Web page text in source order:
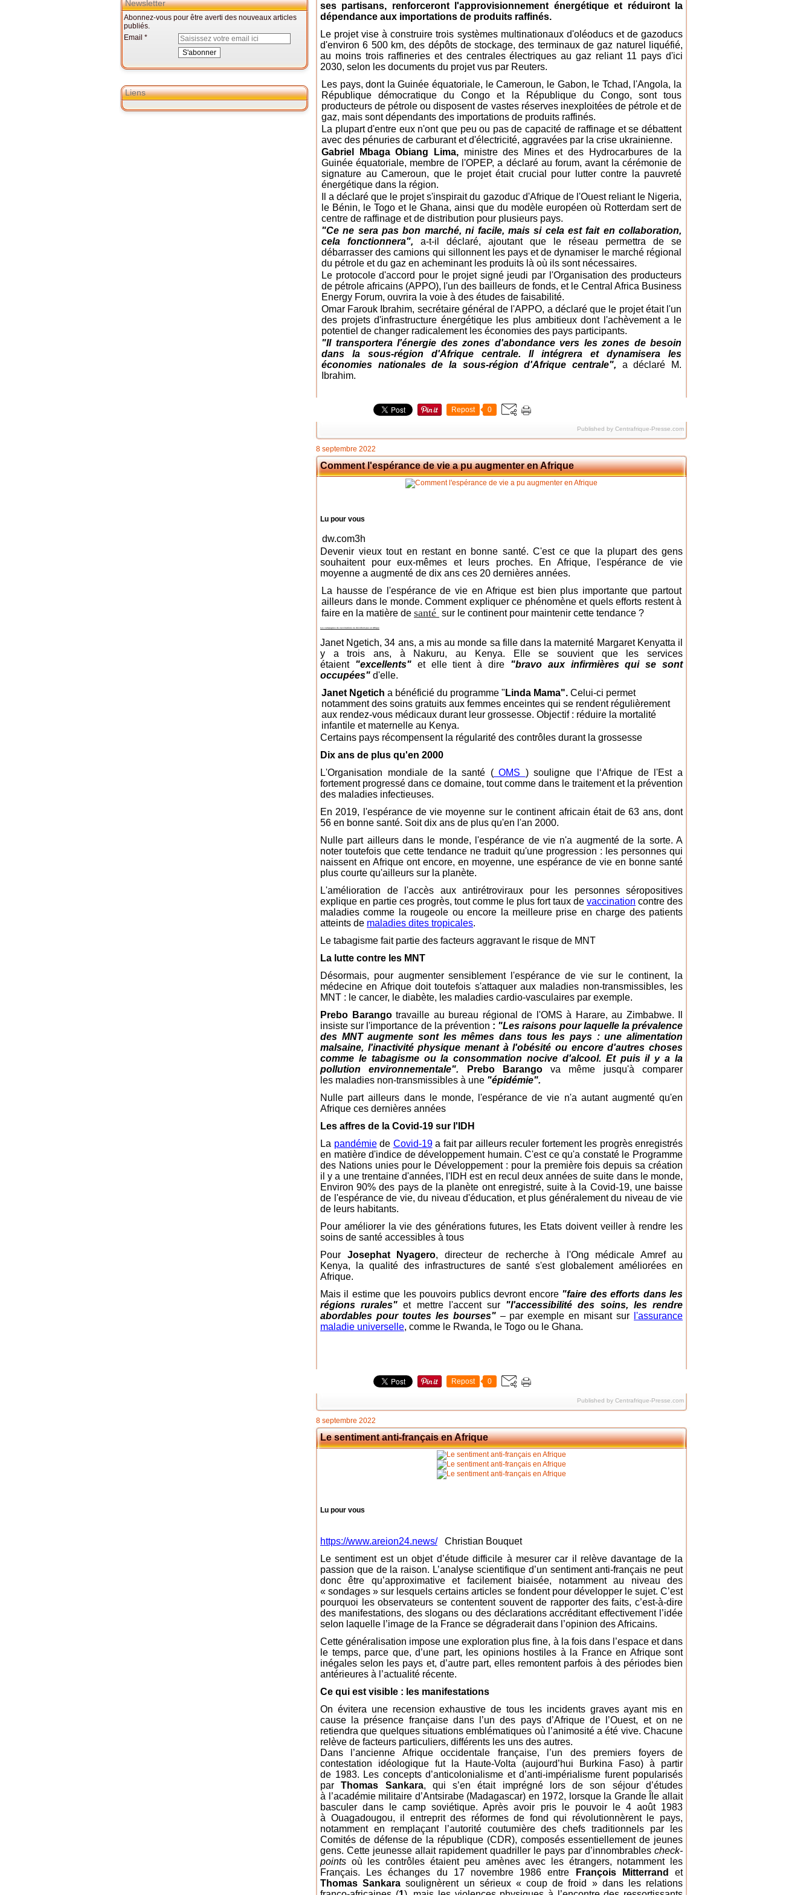
Newsletter
Abonnez-vous pour être averti des nouveaux articles
publiés.
Email
Liens
ses partisans, renforceront l'approvisionnement énergétique et réduiront la
dépendance aux importations de produits raffinés.
Le projet vise à construire trois systèmes multinationaux d'oléoducs et de gazoducs
d'environ 6 500 km, des dépôts de stockage, des terminaux de gaz naturel liquéfié,
au moins trois raffineries et des centrales électriques au gaz reliant 11 pays d'ici
2030, selon les documents du projet vus par Reuters.
Les pays, dont la Guinée équatoriale, le Cameroun, le Gabon, le Tchad, l'Angola, la
République démocratique du Congo et la République du Congo, sont tous
producteurs de pétrole ou disposent de vastes réserves inexploitées de pétrole et de
gaz, mais sont dépendants des importations de produits raffinés.
La plupart d'entre eux n'ont que peu ou pas de capacité de raffinage et se débattent
avec des pénuries de carburant et d'électricité, aggravées par la crise ukrainienne.
Gabriel Mbaga Obiang Lima,ministre des Mines et des Hydrocarbures de la
Guinée équatoriale, membre de l'OPEP, a déclaré au forum, avant la cérémonie de
signature au Cameroun, que le projet était crucial pour lutter contre la pauvreté
énergétique dans la région.
Il a déclaré que le projet s'inspirait du gazoduc d'Afrique de l'Ouest reliant le Nigeria,
le Bénin, le Togo et le Ghana, ainsi que du modèle européen où Rotterdam sert de
centre de raffinage et de distribution pour plusieurs pays.
"Ce ne sera pas bon marché, ni facile, mais si cela est fait en collaboration,
cela fonctionnera", a-t-il déclaré, ajoutant que le réseau permettra de se
débarrasser des camions qui sillonnent les pays et de dynamiser le marché régional
du pétrole et du gaz en acheminant les produits là où ils sont nécessaires.
Le protocole d'accord pour le projet signé jeudi par l'Organisation des producteurs
de pétrole africains (APPO), l'un des bailleurs de fonds, et le Central Africa Business
Energy Forum, ouvrira la voie à des études de faisabilité.
Omar Farouk Ibrahim, secrétaire général de l'APPO, a déclaré que le projet était l'un
des projets d'infrastructure énergétique les plus ambitieux dont l'achèvement a le
potentiel de changer radicalement les économies des pays participants.
"Il transportera l'énergie des zones d'abondance vers les zones de besoin
dans la sous-région d'Afrique centrale. Il intégrera et dynamisera les
économies nationales de la sous-région d'Afrique centrale", a déclaré M.
Ibrahim.
Repost 0
Published by Centrafrique-Presse.com
8 septembre 2022
Comment l'espérance de vie a pu augmenter en Afrique
Lu pour vous
dw.com3h
Devenir vieux tout en restant en bonne santé. C'est ce que la plupart des gens
souhaitent pour eux-mêmes et leurs proches. En Afrique, l'espérance de vie
moyenne a augmenté de dix ans ces 20 dernières années.
La hausse de l'espérance de vie en Afrique est bien plus importante que partout
ailleurs dans le monde. Comment expliquer ce phénomène et quels efforts restent à
faire en la matière de santé sur le continent pour maintenir cette tendance ?
Les campagnes de vaccinations ne décollent pas en Afrique
Janet Ngetich, 34 ans, a mis au monde sa fille dans la maternité Margaret Kenyatta il
y a trois ans, à Nakuru, au Kenya. Elle se souvient que les services
étaient "excellents"et elle tient à dire "bravo aux infirmières qui se sont
occupées" d'elle.
Janet Ngetich a bénéficié du programme " Linda Mama". Celui-ci permet
notamment des soins gratuits aux femmes enceintes qui se rendent régulièrement
aux rendez-vous médicaux durant leur grossesse. Objectif : réduire la mortalité
infantile et maternelle au Kenya.
Certains pays récompensent la régularité des contrôles durant la grossesse
Dix ans de plus qu'en 2000
L'Organisation mondiale de la santé (OMS ) souligne que l‘Afrique de l'Est a
fortement progressé dans ce domaine, tout comme dans le traitement et la prévention
des maladies infectieuses.
En 2019, l'espérance de vie moyenne sur le continent africain était de 63 ans, dont
56 en bonne santé. Soit dix ans de plus qu'en l'an 2000.
Nulle part ailleurs dans le monde, l'espérance de vie n'a augmenté de la sorte. A
noter toutefois que cette tendance ne traduit qu'une progression : les personnes qui
naissent en Afrique ont encore, en moyenne, une espérance de vie en bonne santé
plus courte qu'ailleurs sur la planète.
L'amélioration de l'accès aux antirétroviraux pour les personnes séropositives
explique en partie ces progrès, tout comme le plus fort taux de vaccination contre des
maladies comme la rougeole ou encore la meilleure prise en charge des patients
atteints de maladies dites tropicales.
Le tabagisme fait partie des facteurs aggravant le risque de MNT
La lutte contre les MNT
Désormais, pour augmenter sensiblement l'espérance de vie sur le continent, la
médecine en Afrique doit toutefois s'attaquer aux maladies non-transmissibles, les
MNT : le cancer, le diabète, les maladies cardio-vasculaires par exemple.
Prebo Barangotravaille au bureau régional de l'OMS à Harare, au Zimbabwe. Il
insiste sur l'importance de la prévention : "Les raisons pour laquelle la prévalence
des MNT augmente sont les mêmes dans tous les pays : une alimentation
malsaine, l'inactivité physique menant à l'obésité ou encore d'autres choses
comme le tabagisme ou la consommation nocive d'alcool. Et puis il y a la
pollution environnementale".
Prebo Barangova même jusqu'à comparer
les maladies non-transmissibles à une "épidémie".
Nulle part ailleurs dans le monde, l'espérance de vie n'a autant augmenté qu'en
Afrique ces dernières années
Les affres de la Covid-19 sur l'IDH
La pandémiede Covid-19a fait par ailleurs reculer fortement les progrès enregistrés
en matière d'indice de développement humain. C'est ce qu'a constaté le Programme
des Nations unies pour le Développement : pour la première fois depuis sa création
il y a une trentaine d'années, l'IDH est en recul deux années de suite dans le monde,
Environ 90% des pays de la planète ont enregistré, suite à la Covid-19, une baisse
de l'espérance de vie, du niveau d'éducation, et plus généralement du niveau de vie
de leurs habitants.
Pour améliorer la vie des générations futures, les Etats doivent veiller à rendre les
soins de santé accessibles à tous
Pour Josephat Nyagero, directeur de recherche à l'Ong médicale Amref au
Kenya, la qualité des infrastructures de santé s'est globalement améliorées en
Afrique.
Mais il estime que les pouvoirs publics devront encore "faire des efforts dans les
régions rurales" et mettre l'accent sur "l'accessibilité des soins, les rendre
abordables pour toutes les bourses"– par exemple en misant sur
l'assurance
maladie universelle, comme le Rwanda, le Togo ou le Ghana.
Repost 0
Published by Centrafrique-Presse.com
8 septembre 2022
Le sentiment anti-français en Afrique
Lu pour vous
https://www.areion24.news/Christian Bouquet
Le sentiment est un objet d’étude difficile à mesurer car il relève davantage de la
passion que de la raison. L’analyse scientifique d’un sentiment anti-français ne peut
donc être qu’approximative et facilement biaisée, notamment au niveau des
« sondages » sur lesquels certains articles se fondent pour développer le sujet. C’est
pourquoi les observateurs se contentent souvent de rapporter des faits, c’est-à-dire
des manifestations, des slogans ou des déclarations accréditant effectivement l’idée
selon laquelle l’image de la France se dégraderait dans l’opinion des Africains.
Cette généralisation impose une exploration plus fine, à la fois dans l’espace et dans
le temps, parce que, d’une part, les opinions hostiles à la France en Afrique sont
inégales selon les pays et, d’autre part, elles remontent parfois à des périodes bien
antérieures à l’actualité récente.
Ce qui est visible : les manifestations
On évitera une recension exhaustive de tous les incidents graves ayant mis en
cause la présence française dans l’un des pays d’Afrique de l’Ouest, et on ne
retiendra que quelques situations emblématiques où l’animosité a été vive. Chacune
relève de facteurs particuliers, différents les uns des autres.
Dans l’ancienne Afrique occidentale française, l’un des premiers foyers de
contestation idéologique fut la Haute-Volta (aujourd’hui Burkina Faso) à partir
de 1983. Les concepts d’anticolonialisme et d’anti-impérialisme furent popularisés
parThomas Sankara, qui s’en était imprégné lors de son séjour d’études
à l’académie militaire d’Antsirabe (Madagascar) en 1972, lorsque la Grande Île allait
basculer dans le camp soviétique. Après avoir pris le pouvoir le 4 août 1983
à Ouagadougou, il entreprit des réformes de fond qui révolutionnèrent le pays,
notamment en remplaçant l’autorité coutumière des chefs traditionnels par les
Comités de défense de la république (CDR), composés essentiellement de jeunes
gens. Cette jeunesse allait rapidement quadriller le pays par d’innombrables check-
points où les contrôles étaient peu amènes avec les étrangers, notamment les
Français. Les échanges du 17 novembre 1986 entre
François Mitterrand
et
Thomas Sankara soulignèrent un sérieux « coup de froid » dans les relations